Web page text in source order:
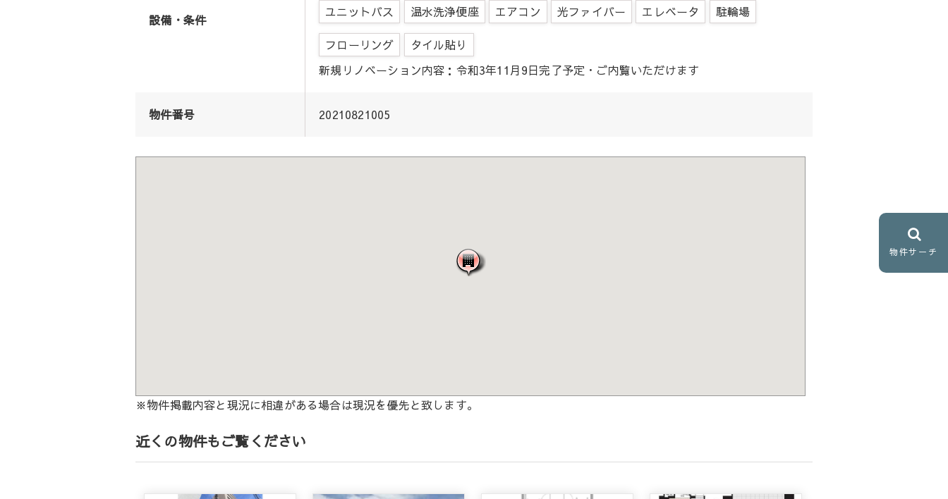
設備・条件
ユニットバス 温水洗浄便座 エアコン 光ファイバー エレベータ 駐輪場
フローリング
タイル貼り
新規リノベーション内容：令和3年11月9日完了予定・ご内覧いただけます
物件番号 20210821005
※物件掲載内容と現況に相違がある場合は現況を優先と致します。
近くの物件もご覧ください
物件サーチ